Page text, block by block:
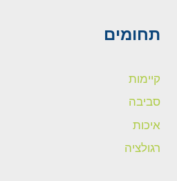
תחומים
קיימות
סביבה
איכות
רגולציה